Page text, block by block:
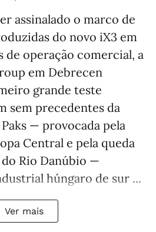
assinalado o marco de
do novo iX3 em
de operação comercial, a
em Debrecen
grande teste
sem precedentes da
— provocada pela
Central e pela queda
Rio Danúbio —
húngaro de sur ...
Ver mais